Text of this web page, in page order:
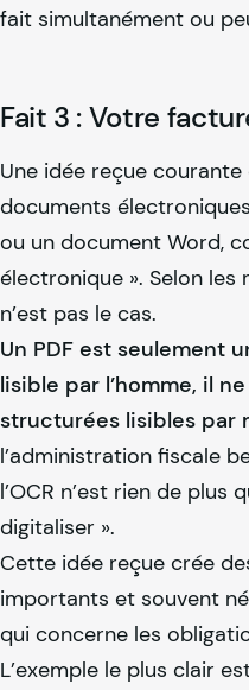
fait simultanément ou
Fait 3 : Votre
Une idée reçue courante
documents
ou un document Word,
électronique ». Selon
n’est pas le cas.
Un PDF est seulement
lisible par l’homme, il
structurées lisibles par
l’administration fiscale
l’OCR n’est rien de plus
digitaliser ».
Cette idée reçue crée
importants et souvent
qui concerne les
L’exemple le plus clair